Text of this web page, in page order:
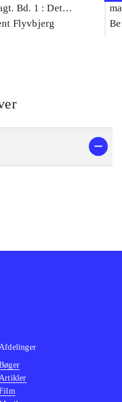
Bd. 1 : Det
videnskab
Flyvbjerg
Afdelinger
Artikler